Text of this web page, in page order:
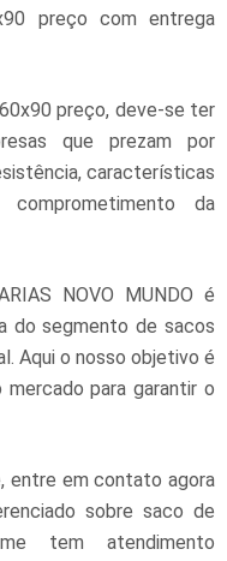
preço com entrega
preço, deve-se ter
que prezam por
características
da
NOVO MUNDO é
do segmento de sacos
Aqui o nosso objetivo é
para garantir o
entre em contato agora
sobresaco de
tem atendimento